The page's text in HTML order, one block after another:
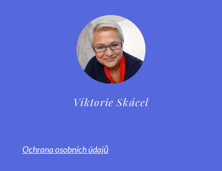
Viktorie Skácel
Ochrana osobních údajů